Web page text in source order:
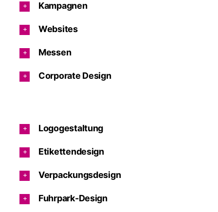
Kampagnen
Websites
Messen
Corporate Design
Logogestaltung
Etikettendesign
Verpackungsdesign
Fuhrpark-Design